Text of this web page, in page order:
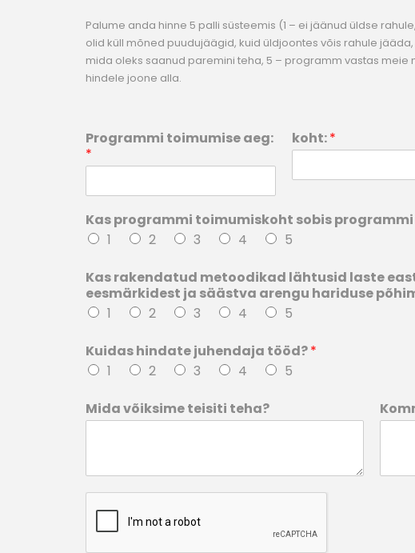
Palume anda hinne 5 palli süsteemis (1 – ei jäänud üldse
olid küll mõned puudujäägid, kuid üldjoontes võis rahule jääda,
mida oleks saanud paremini teha, 5 – programm vastas
hindele joone alla.
Programmi toimumise aeg:
*
koht:*
Kas programmi toimumiskoht sobis
1
2 3 4 5
Kas rakendatud metoodikad lähtusid laste
eesmärkidest ja säästva arengu hariduse
1
2 3 4 5
Kuidas hindate juhendaja tööd?*
1
2 3 4 5
Mida võiksime teisiti teha?